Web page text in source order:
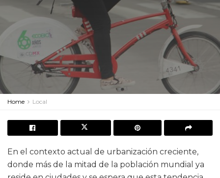
Home Local
En el contexto actual de urbanización creciente,
donde más de la mitad de la población mundial ya